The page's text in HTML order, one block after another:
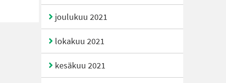
joulukuu 2021
lokakuu 2021
kesäkuu 2021